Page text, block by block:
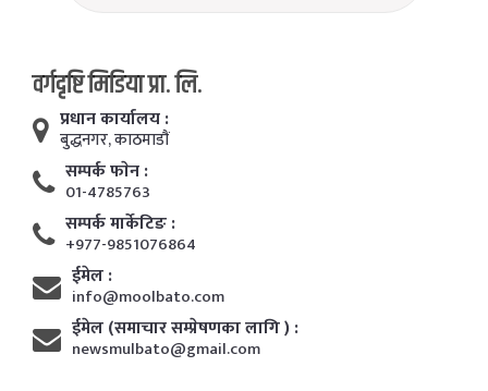
वर्गदृष्टि मिडिया प्रा. लि.
प्रधान कार्यालय :
बुद्धनगर, काठमाडाैं
सम्पर्क फाेन :
01-4785763
सम्पर्क मार्केटिङ :
+977-9851076864
ईमेल :
info@moolbato.com
ईमेल (समाचार सम्प्रेषणका लागि ) :
newsmulbato@gmail.com